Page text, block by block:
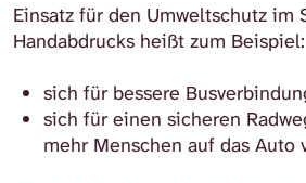
Einsatz für den Umweltschutz im
Handabdrucks heißt zum Beispiel:
sich für bessere
sich für einen sicheren
mehr Menschen auf das Auto